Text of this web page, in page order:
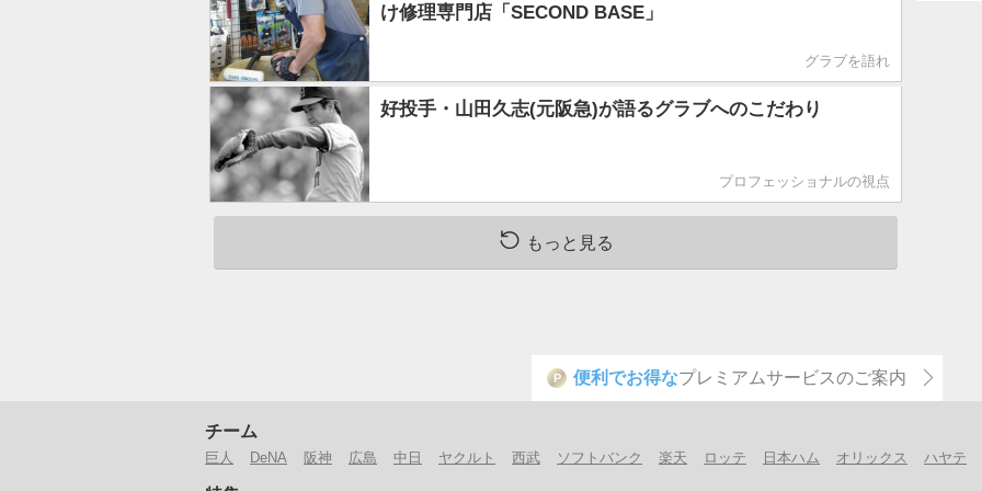
け修理専門店「SECOND BASE」
グラブを語れ
好投手・山田久志(元阪急)が語るグラブへのこだわり
プロフェッショナルの視点
もっと見る
P 便利でお得なプレミアムサービスのご案内
チーム
巨人 DeNA 阪神 広島 中日 ヤクルト 西武 ソフトバンク 楽天 ロッテ 日本ハム オリックス ハヤテ